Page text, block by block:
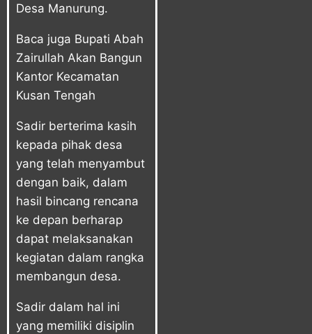
Desa Manurung.
Baca juga Bupati Abah
Zairullah Akan Bangun
Kantor Kecamatan
Kusan Tengah
Sadir berterima kasih
kepada pihak desa
yang telah menyambut
dengan baik, dalam
hasil bincang rencana
ke depan berharap
dapat melaksanakan
kegiatan dalam rangka
membangun desa.
Sadir dalam hal ini
yang memiliki disiplin